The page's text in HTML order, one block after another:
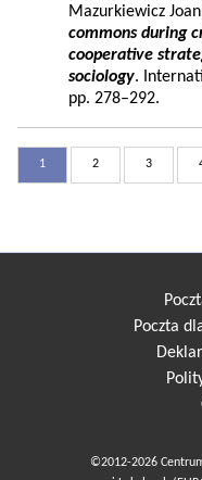
Mazurkiewicz
commons during
cooperative
sociology.
pp. 278–292.
1 2 3
Poczta
©2012-2026